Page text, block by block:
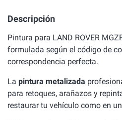
Descripción
Pintura para LAND ROVER
formulada según el código de
correspondencia perfecta.
La pintura metalizada
para retoques, arañazos y
restaurar tu vehículo como en